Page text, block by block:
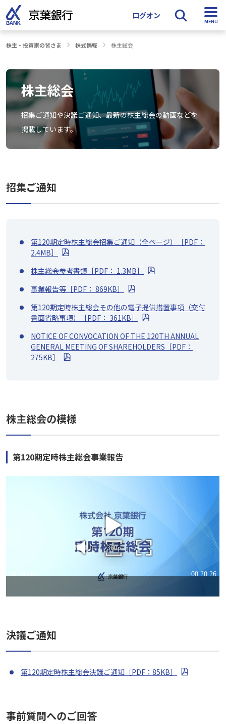
ログオン
株主・投資家の皆さま 株式情報 株主総会
株主総会
招集ご通知や決議ご通知、最新の株主総会の動画などを
掲載しています。
招集ご通知
第120期定時株主総会招集ご通知（全ページ）［PDF：
2.4MB］
株主総会参考書類［PDF： 1.3MB］
事業報告等［PDF： 869KB］
第120期定時株主総会その他の電子提供措置事項（交付
書面省略事項）［PDF： 361KB］
NOTICE OF CONVOCATION OF THE 120TH ANNUAL
GENERAL MEETING OF SHAREHOLDERS ［PDF：
275KB］
株主総会の模様
第120期定時株主総会事業報告
決議ご通知
第120期定時株主総会決議ご通知［PDF：85KB］
事前質問へのご回答